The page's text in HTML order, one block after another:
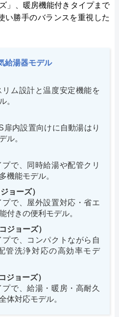
」、暖房機能付きタイプまで
い勝手のバランスを重視した
給湯器モデル
ム設計と温度安定機能を
。
扉内設置向けに自動湯はり
ル。
で、同時給湯や配管クリ
機能モデル。
ョーズ）
で、屋外設置対応・省エ
付きの便利モデル。
ジョーズ）
で、コンパクトながら自
管洗浄対応の高効率モデ
ジョーズ）
で、給湯・暖房・高耐久
体対応モデル。